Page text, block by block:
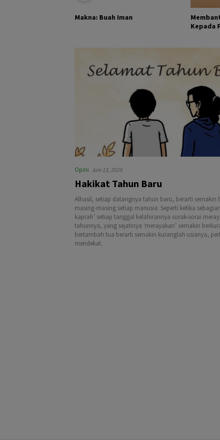
Makna: Buah Iman
Kepada
Opini Juni 13, 2020
Hakikat Tahun Baru
Alhasil, setiap datangnya tahun baru, berarti semakin
masing-masing setiap manusia. Seperti ketika sebagian
kaprah’ setiap tanggal kelahirannya sorak-sorai
tahunnya, yang sejatinya ‘merayakan’ semakin
bertambah tua berarti semakin kuranglah usianya,
mendekat.